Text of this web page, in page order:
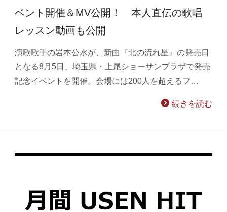
ベント開催＆MV公開！ 本人直伝の歌唱
レッスン動画も公開
演歌歌手の岩本公水が、新曲『北の流れ星』の発売日
となる8月5日、埼玉県・上尾ショーサンプラザで発売
記念イベントを開催。会場には200人を超えるフ…
続きを読む